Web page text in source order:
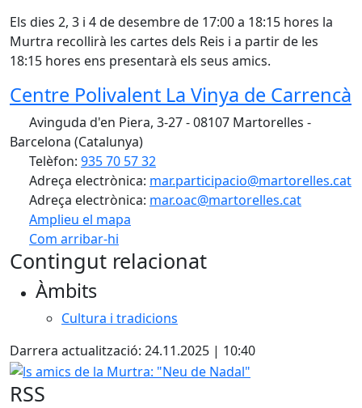
Els dies 2, 3 i 4 de desembre de 17:00 a 18:15 hores la
Murtra recollirà les cartes dels Reis i a partir de les
18:15 hores ens presentarà els seus amics.
Centre Polivalent La Vinya de Carrencà
Avinguda d'en Piera, 3-27 - 08107 Martorelles -
Barcelona (Catalunya)
Telèfon: 935 70 57 32
Adreça electrònica: mar.participacio@martorelles.cat
Adreça electrònica: mar.oac@martorelles.cat
Amplieu el mapa
Com arribar-hi
+
−
Contingut relacionat
Àmbits
Cultura i tradicions
Darrera actualització: 24.11.2025 | 10:40
ls amics de la Murtra: "Neu de Nadal"
RSS